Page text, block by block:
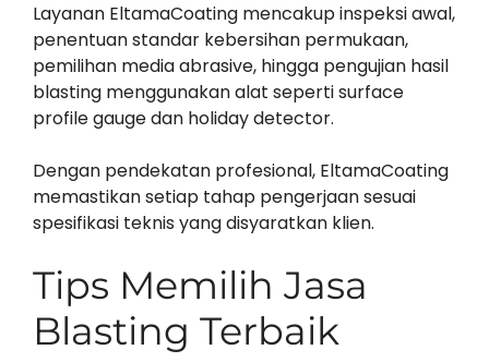
Layanan EltamaCoating mencakup inspeksi awal,
penentuan standar kebersihan permukaan,
pemilihan media abrasive, hingga pengujian hasil
blasting menggunakan alat seperti surface
profile gauge dan holiday detector.
Dengan pendekatan profesional, EltamaCoating
memastikan setiap tahap pengerjaan sesuai
spesifikasi teknis yang disyaratkan klien.
Tips Memilih Jasa
Blasting Terbaik